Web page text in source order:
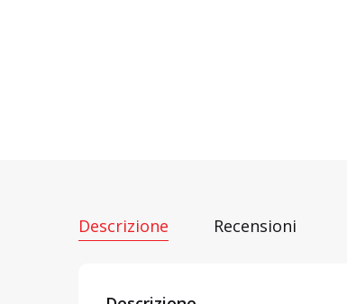
Descrizione Recensioni